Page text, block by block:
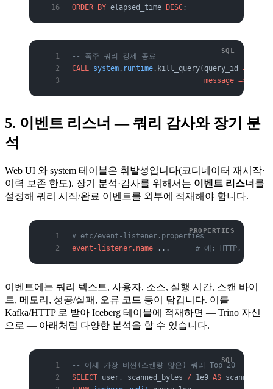
ORDER BY elapsed_time DESC ;
-- 폭주 쿼리 강제 종료
CALL
system . runtime .kill_query(query_id =>
                               message
=>
5. 이벤트 리스너 — 쿼리 감사와 장기 분
석
Web UI 와 system 테이블은 휘발성입니다(코디네이터 재시작·
이력 보존 한도). 장기 분석·감사를 위해서는 이벤트 리스너 를
설정해 쿼리 시작/완료 이벤트를 외부에 적재해야 합니다.
# etc/event-listener.properties
event-listener.name=... # 예: HTTP, Kafka,
이벤트에는 쿼리 텍스트, 사용자, 소스, 실행 시간, 스캔 바이
트, 메모리, 성공/실패, 오류 코드 등이 담깁니다. 이를
Kafka/HTTP 로 받아 Iceberg 테이블에 적재하면 — Trino 자신
으로 — 아래처럼 다양한 분석을 할 수 있습니다.
-- 어제 가장 비싼(스캔량 많은) 쿼리 Top 20
SELECT user, scanned_bytes / 1e9 AS